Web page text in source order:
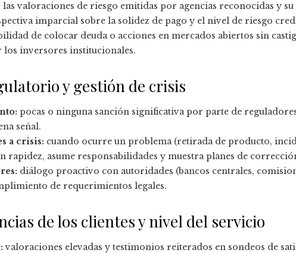
las valoraciones de riesgo emitidas por agencias reconocidas y
imparcial sobre la solidez de pago y el nivel de riesgo
de colocar deuda o acciones en mercados abiertos sin
los inversores institucionales.
y gestión de crisis
pocas o ninguna sanción significativa por parte de
señal.
a crisis: cuando ocurre un problema (retirada de producto,
rapidez, asume responsabilidades y muestra planes de
diálogo proactivo con autoridades (bancos centrales,
de requerimientos legales.
de los clientes y nivel del servicio
valoraciones elevadas y testimonios reiterados en sondeos de